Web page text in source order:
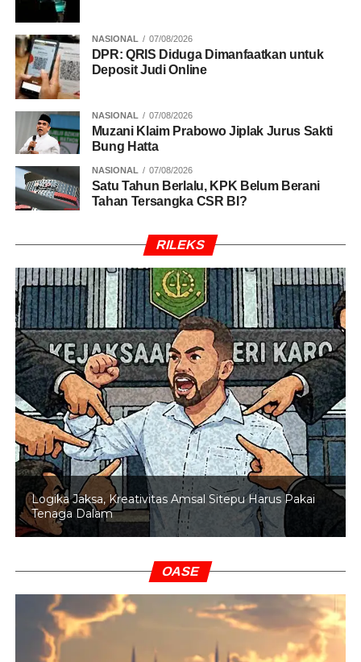
NASIONAL 07/08/2026
DPR: QRIS Diduga Dimanfaatkan untuk
Deposit Judi Online
NASIONAL 07/08/2026
Muzani Klaim Prabowo Jiplak Jurus Sakti
Bung Hatta
NASIONAL 07/08/2026
Satu Tahun Berlalu, KPK Belum Berani
Tahan Tersangka CSR BI?
RILEKS
Logika Jaksa, Kreativitas Amsal Sitepu Harus Pakai
Tenaga Dalam
OASE